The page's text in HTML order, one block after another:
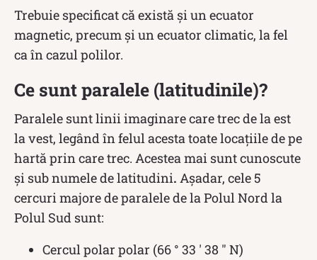
Trebuie specificat că există și un ecuator
magnetic, precum și un ecuator climatic, la fel
ca în cazul polilor.
Ce sunt paralele (latitudinile)?
Paralele sunt linii imaginare care trec de la est
la vest, legând în felul acesta toate locațiile de pe
hartă prin care trec. Acestea mai sunt cunoscute
și sub numele de latitudini. Așadar, cele 5
cercuri majore de paralele de la Polul Nord la
Polul Sud sunt:
Cercul polar polar (66 ° 33 ′ 38 ″ N)